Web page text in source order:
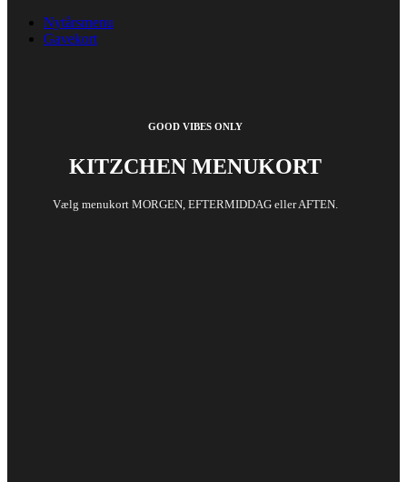
Nytårsmenu
Gavekort
GOOD VIBES ONLY
KITZCHEN MENUKORT
Vælg menukort MORGEN, EFTERMIDDAG eller AFTEN.